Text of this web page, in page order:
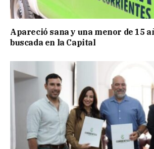
Apareció sana y una menor de 15
buscada en la Capital